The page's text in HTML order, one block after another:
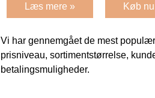
Læs mere » Køb
Vi har gennemgået de mest
prisniveau, sortimentstørrelse,
betalingsmuligheder.